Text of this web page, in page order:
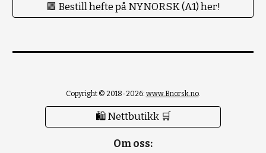
🟪 Bestill hefte på NYNORSK (A1) her!
Copyright © 2018-2026: www.Bnorsk.no.
🛍 Nettbutikk 🛒
Om oss: